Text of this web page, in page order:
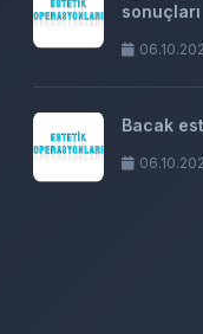
sonuçları
Bacak